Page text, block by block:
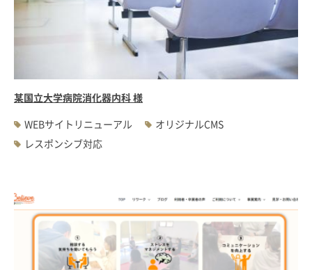
某国立大学病院消化器内科 様
WEBサイトリニューアル
オリジナルCMS
レスポンシブ対応